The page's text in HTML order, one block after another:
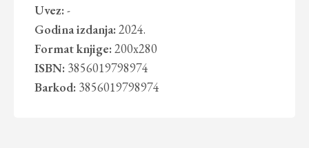
Uvez: -
Godina izdanja: 2024.
Format knjige: 200x280
ISBN: 3856019798974
Barkod: 3856019798974